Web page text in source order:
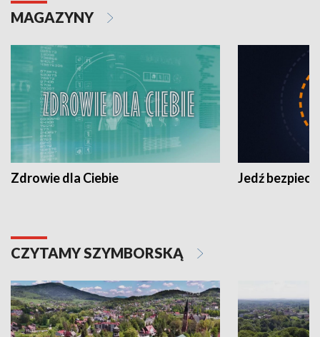
MAGAZYNY
Zdrowie dla Ciebie Jedź
CZYTAMY SZYMBORSKĄ